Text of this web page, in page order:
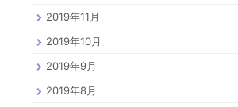
2019年11月
2019年10月
2019年9月
2019年8月